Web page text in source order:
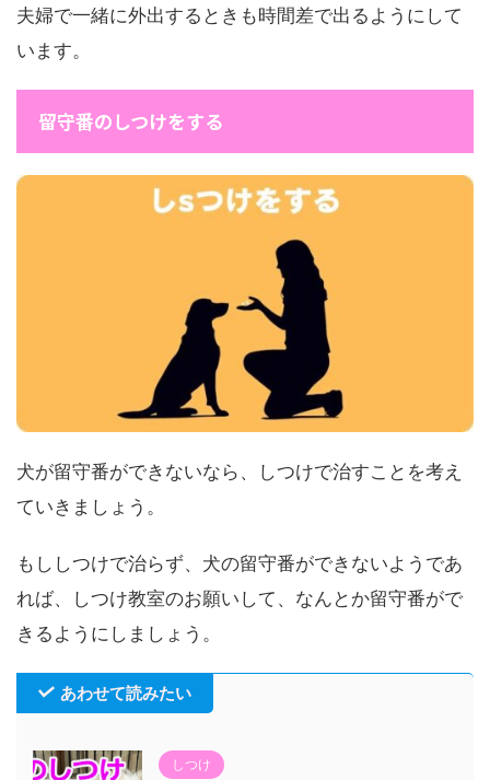
夫婦で一緒に外出するときも時間差で出るようにして
います。
留守番のしつけをする
犬が留守番ができないなら、しつけで治すことを考え
ていきましょう。
もししつけで治らず、犬の留守番ができないようであ
れば、しつけ教室のお願いして、なんとか留守番がで
きるようにしましょう。
あわせて読みたい
しつけ